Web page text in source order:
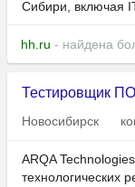
Сибири, включая
hh.ru - найдена
Тестировщик
Новосибирск
ARQA
технологических